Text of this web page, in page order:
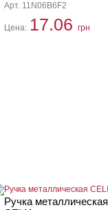
Арт. 11N06B6F2
Цена: 17.06 грн
Ручка металлическая